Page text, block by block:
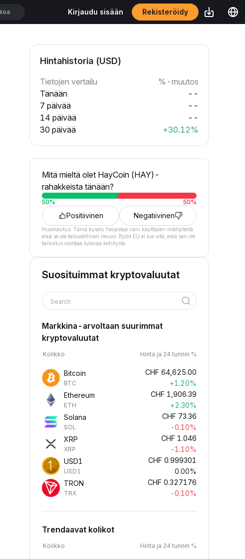
Kirjaudu sisään Rekisteröidy
Hintahistoria (USD)
Tietojen vertailu
%-muutos
Tänään
--
7 päivää
--
14 päivää
--
30 päivää
+30.12%
Mitä mieltä olet HayCoin (HAY)-
rahakkeista tänään?
50% 50%
Positiivinen Negatiivinen
Huomautus: Tämä kysely heijastaa vain käyttäjien mielipiteitä
eikä se ole taloudellinen neuvo. Bybit EU ei tue sitä, eikä sen ole
tarkoitus osoittaa tulevaa kehitystä.
Suosituimmat kryptovaluutat
Search
Markkina-arvoltaan suurimmat
kryptovaluutat
Kolikko Hinta ja 24 tunnin %
Bitcoin
BTC
CHF 64,625.00
+1.20%
Ethereum
ETH
CHF 1,906.39
+2.30%
Solana
SOL
CHF 73.36
-0.10%
XRP
XRP
CHF 1.046
-1.10%
USD1
USD1
CHF 0.999301
0.00%
TRON
TRX
CHF 0.327176
-0.10%
Trendaavat kolikot
Kolikko Hinta ja 24 tunnin %